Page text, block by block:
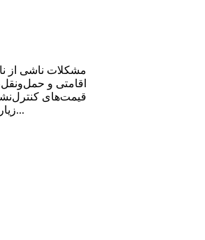
مشكلات ناشی از
اقامتی و
قیمت‌های
زیارت را بر آن داشت...